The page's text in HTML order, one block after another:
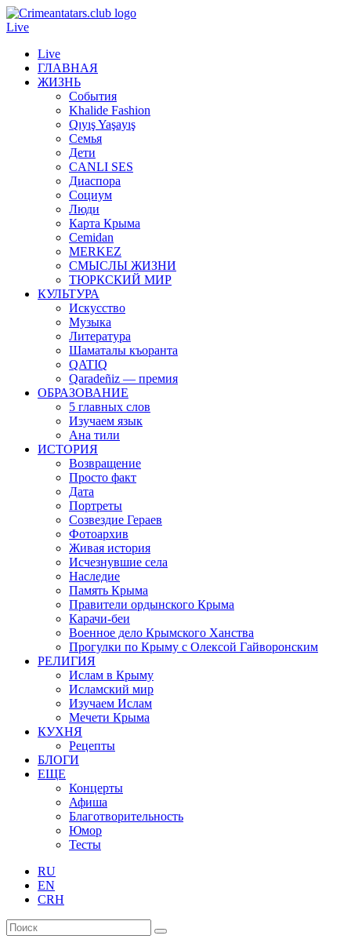
Live
Live
ГЛАВНАЯ
ЖИЗНЬ
События
Khalide Fashion
Qıyış Yaşayış
Семья
Дети
CANLI SES
Диаспора
Социум
Люди
Карта Крыма
Cemidan
МERKEZ
СМЫСЛЫ ЖИЗНИ
ТЮРКСКИЙ МИР
КУЛЬТУРА
Искусство
Музыка
Литература
Шаматалы къоранта
QATIQ
Qaradeñiz — премия
ОБРАЗОВАНИЕ
5 главных слов
Изучаем язык
Ана тили
ИСТОРИЯ
Возвращение
Просто факт
Дата
Портреты
Созвездие Гераев
Фотоархив
Живая история
Исчезнувшие села
Наследие
Память Крыма
Правители ордынского Крыма
Карачи-беи
Военное дело Крымского Ханства
Прогулки по Крыму с Олексой Гайворонским
РЕЛИГИЯ
Ислам в Крыму
Исламский мир
Изучаем Ислам
Мечети Крыма
КУХНЯ
Рецепты
БЛОГИ
ЕЩЕ
Концерты
Афиша
Благотворительность
Юмор
Тесты
RU
EN
CRH